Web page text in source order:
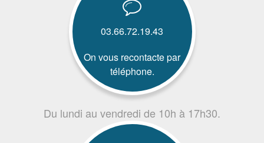
03.66.72.19.43
On vous recontacte par
téléphone.
Du lundi au vendredi de 10h à 17h30.